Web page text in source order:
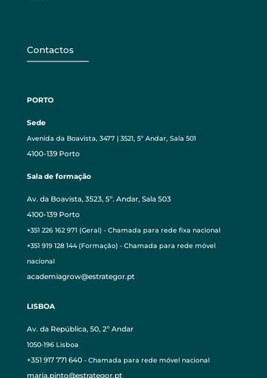
Contactos
PORTO
Sede
Avenida da Boavista, 3477 | 3521, 5º Andar, Sala 501
4100-139 Porto
Sala de formação
Av. da Boavista, 3523, 5º. Andar, Sala 503
4100-139 Porto
+351 226 162 971 (Geral) - Chamada para rede fixa nacional
+351 919 128 144 (Formação) - Chamada para rede móvel
nacional
academiagrow@estrategor.pt
LISBOA
Av. da República, 50, 2º Andar
1050-196 Lisboa
+351 917 771 640- Chamada para rede móvel nacional
maria.pinto@estrategor.pt